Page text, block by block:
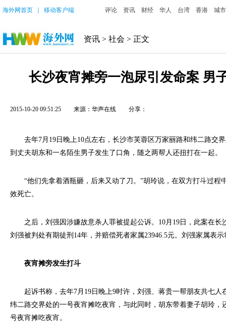
海外网首页 移动客户端 评论 资讯 财经 华人 台湾 香港 城市
资讯 > 社会 > 正文
长沙夜宵摊旁一泡尿引发命案 男
2015-10-20 09:51:25 来源：华声在线 分享：
去年7月19日晚上10点左右，长沙市芙蓉区万家丽路和纬二路交
到丈夫胡东和一名陌生男子发生了口角，随之两帮人还扭打在一起。
“他们先拿着酒瓶砸，后来又动了刀。”胡玲说，在双方打斗过程
效死亡。
之后，刘强因涉嫌故意杀人罪被提起公诉。10月19日，此案在长
刘强被判处有期徒刑14年，并赔偿死者家属23946.5元。刘强家属表
夜宵摊旁发生打斗
起诉书称，去年7月19日晚上9时许，刘强、蒋贵一帮朋友共七人
纬二路交界处的一号夜宵摊吃夜宵，与此同时，胡东带着妻子胡玲，
号夜宵摊吃夜宵。